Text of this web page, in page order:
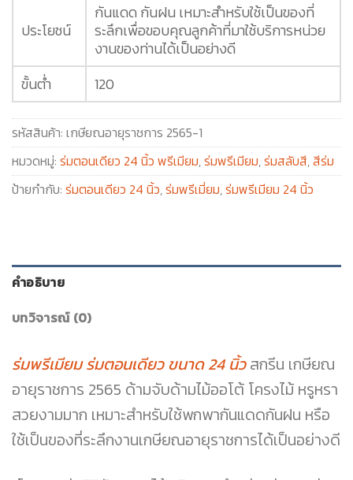
ประโยชน์
กันแดด กันฝน เหมาะสำหรับใช้เป็นของที่
ระลึกเพื่อขอบคุณลูกค้าที่มาใช้บริการหน่วย
งานของท่านได้เป็นอย่างดี
ขั้นต่ำ
120
รหัสสินค้า: เกษียณอายุราชการ 2565-1
หมวดหมู่: ร่มตอนเดียว 24 นิ้ว พรีเมียม,ร่มพรีเมียม,ร่มสลับสี,สีร่ม
ป้ายกำกับ: ร่มตอนเดียว 24 นิ้ว,ร่มพรีเมี่ยม,ร่มพรีเมียม 24 นิ้ว
คำอธิบาย
บทวิจารณ์ (0)
ร่มพรีเมียม ร่มตอนเดียว ขนาด 24 นิ้วสกรีน เกษียณ
อายุราชการ 2565 ด้ามจับด้ามไม้ออโต้ โครงไม้ หรูหรา
สวยงามมาก เหมาะสำหรับใช้พกพากันแดดกันฝน หรือ
ใช้เป็นของที่ระลึกงานเกษียณอายุราชการได้เป็นอย่างดี